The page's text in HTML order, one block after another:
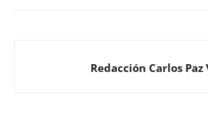
Redacción Carlos Paz